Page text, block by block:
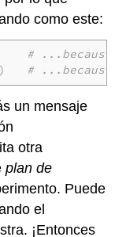
como este:
)
#
) #
un mensaje
otra
plan de
Puede
el
¡Entonces